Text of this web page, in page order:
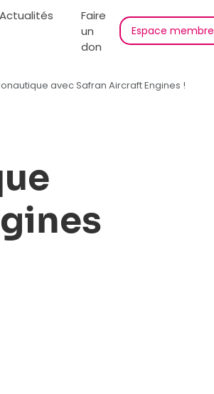
Actualités
Faire
un
don
Espace membre
avec Safran Aircraft Engines !